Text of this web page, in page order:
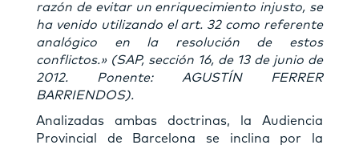
razón de evitar un enriquecimiento injusto, se
ha venido utilizando el art. 32 como referente
analógico en la resolución de estos
conflictos.» (SAP, sección 16, de 13 de junio de
2012. Ponente: AGUSTÍN FERRER
BARRIENDOS).
Analizadas ambas doctrinas, la Audiencia
Provincial de Barcelona se inclina por la